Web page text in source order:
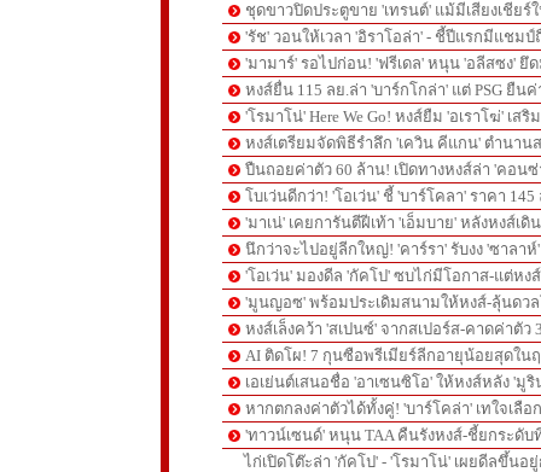
ชุดขาวปิดประตูขาย 'เทรนต์' แม้มีเสียงเชียร์
'รัช' วอนให้เวลา 'อิราโอล่า' - ชี้ปีแรกมีแชมป์
'มามาร์' รอไปก่อน! 'ฟรีเดล' หนุน 'อลีสซง' ยึ
หงส์ยื่น 115 ลย.ล่า 'บาร์กโกล่า' แต่ PSG ยืนค่
'โรมาโน่' Here We Go! หงส์ยืม 'อเราโฆ่' เสริ
หงส์เตรียมจัดพิธีรำลึก 'เควิน คีแกน' ตำนาน
ปืนถอยค่าตัว 60 ล้าน! เปิดทางหงส์ล่า 'คอนซ่
โบเว่นดีกว่า! 'โอเว่น' ชี้ 'บาร์โคลา' ราคา
'มาเน่' เคยการันตีฝีเท้า 'เอ็มบาย' หลังหงส์เดิ
นึกว่าจะไปอยู่ลีกใหญ่! 'คาร์รา' รับงง 'ซาลา
'โอเว่น' มองดีล 'กัคโป' ซบไก่มีโอกาส-แต่ห
'มูนญอซ' พร้อมประเดิมสนามให้หงส์-ลุ้นดว
หงส์เล็งคว้า 'สเปนซ์' จากสเปอร์ส-คาดค่าตัว
AI ติดโผ! 7 กุนซือพรีเมียร์ลีกอายุน้อยสุดใน
เอเย่นต์เสนอชื่อ 'อาเซนซิโอ' ให้หงส์หลัง 'มู
หากตกลงค่าตัวได้ทั้งคู่! 'บาร์โคล่า' เทใจเลือ
'ทาวน์เซนด์' หนุน TAA คืนรังหงส์-ชี้ยกระดั
ไก่เปิดโต๊ะล่า 'กัคโป' - 'โรมาโน่' เผยดีลขึ้นอ